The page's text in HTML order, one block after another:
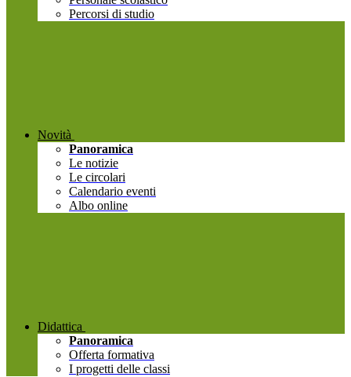
Percorsi di studio
Novità
Panoramica
Le notizie
Le circolari
Calendario eventi
Albo online
Didattica
Panoramica
Offerta formativa
I progetti delle classi